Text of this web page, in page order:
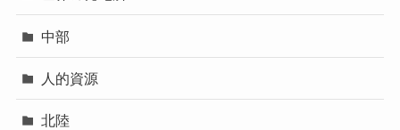
中部
人的資源
北陸